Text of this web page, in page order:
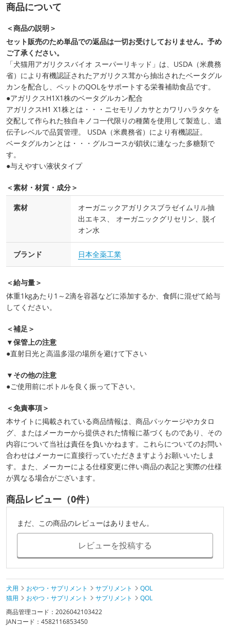
商品について
＜商品の説明＞
セット販売のため単品での返品は一切お受けしておりません。予め
ご了承ください。
「犬猫用アガリクスバイオ スーパーリキッド」は、USDA（米農務
省）により有機認証されたアガリクス茸から抽出されたベータグル
カンを配合し、ペットのQOLをサポートする栄養補助食品です。
●アガリクスH1X1株のベータグルカン配合
アガリクスH1 X1株とは・・・ニセモリノカサとカワリハラタケを
交配して作られた独自キノコ一代限りの種菌を使用して製造し、遺
伝子レベルで品質管理。 USDA（米農務省）により有機認証。
ベータグルカンとは・・・グルコースが鎖状に連なった多糖類で
す。
●与えやすい液状タイプ
＜素材・材質・成分＞
素材
オーガニックアガリクスブラゼイムリル抽
出エキス、 オーガニックグリセリン、脱イ
オン水
ブランド 日本全薬工業
＜給与量＞
体重1kgあたり1～2滴を容器などに添加するか、食餌に混ぜて給与
してください。
＜補足＞
▼保管上の注意
●直射日光と高温多湿の場所を避けて下さい
▼その他の注意
●ご使用前にボトルを良く振って下さい。
＜免責事項＞
本サイトに掲載されている商品情報は、商品パッケージやカタロ
グ、またはメーカーから提供された情報に基づくものであり、その
内容について当社は責任を負いかねます。これらについてのお問い
合わせはメーカーに直接行っていただきますようお願いいたしま
す。また、メーカーによる仕様変更に伴い商品の表記と実際の仕様
が異なる場合がございます。
商品レビュー（0件）
まだ、この商品のレビューはありません。
レビューを投稿する
犬用 おやつ・サプリメント サプリメント
QOL
猫用
おやつ・サプリメント サプリメント
QOL
商品管理コード：2026042103422
JANコード：4582116853450